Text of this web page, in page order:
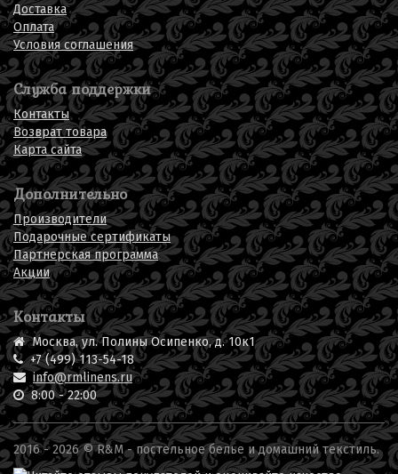
Доставка
Оплата
Условия соглашения
Служба поддержки
Контакты
Возврат товара
Карта сайта
Дополнительно
Производители
Подарочные сертификаты
Партнерская программа
Акции
Контакты
Москва, ул. Полины Осипенко, д. 10к1
+7 (499) 113-54-18
info@rmlinens.ru
8:00 - 22:00
2016 - 2026 © R&M -постельное белье и домашний текстиль.